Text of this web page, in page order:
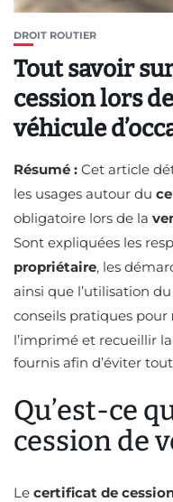
DROIT ROUTIER
Tout savoir
cession lors
véhicule
Résumé : Cet article
les usages autour du
obligatoire lors de la
Sont expliquées les
propriétaire, les
ainsi que l’utilisation du
conseils pratiques pour
l’imprimé et recueillir la
fournis afin d’éviter
Qu’est-ce
cession de
Le certificat de